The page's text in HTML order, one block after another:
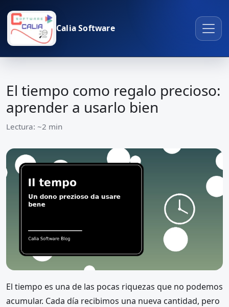
Calia Software
El tiempo como regalo precioso:
aprender a usarlo bien
Lectura: ~2 min
El tiempo es una de las pocas riquezas que no podemos
acumular. Cada día recibimos una nueva cantidad, pero